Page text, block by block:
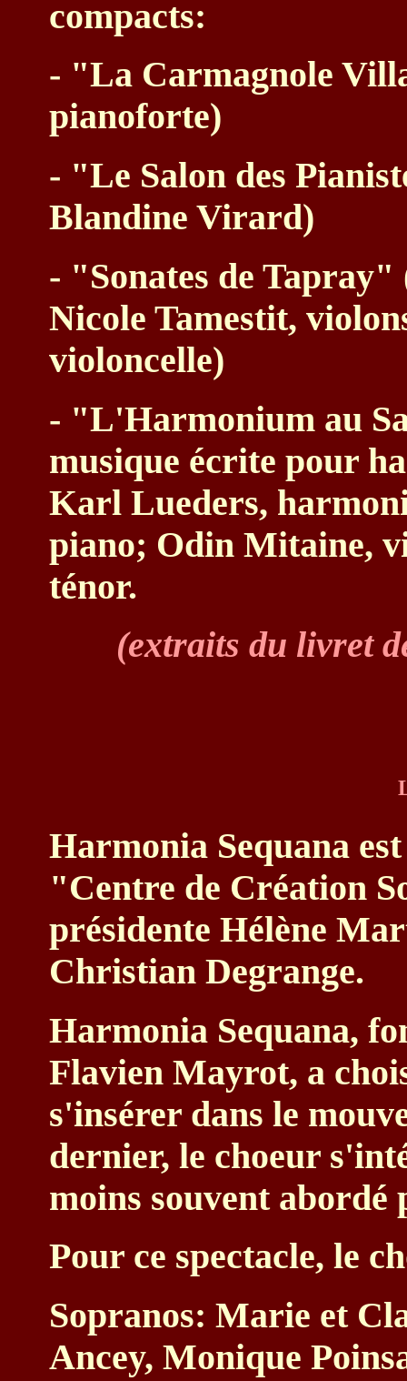
compacts:
- "La Carmagnole
pianoforte)
- "Le Salon des
Blandine Virard)
- "Sonates de
Nicole Tamestit,
violoncelle)
- "L'Harmonium au
musique écrite pour
Karl Lueders,
piano; Odin Mitaine,
ténor.
(extraits du livret
Harmonia Sequana
"Centre de Création
présidente Hélène
Christian Degrange.
Harmonia Sequana,
Flavien Mayrot, a
s'insérer dans le
dernier, le choeur
moins souvent abordé
Pour ce spectacle, le
Sopranos: Marie et
Ancey, Monique